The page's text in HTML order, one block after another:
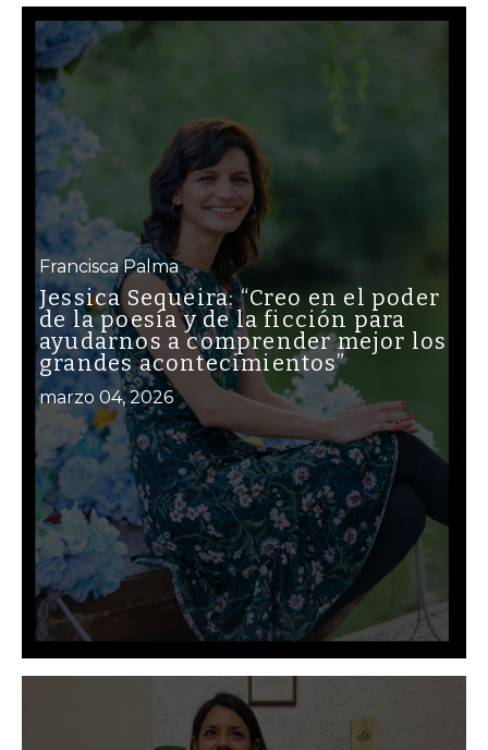
Francisca Palma
Jessica Sequeira: “Creo en el poder
de la poesía y de la ficción para
ayudarnos a comprender mejor los
grandes acontecimientos”
marzo 04, 2026